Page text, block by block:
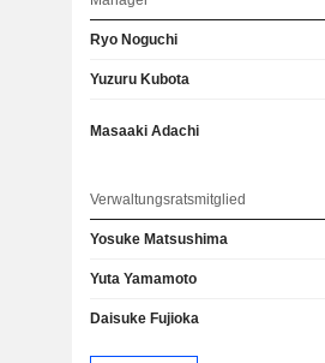
Ryo Noguchi
Yuzuru Kubota
Masaaki Adachi
Verwaltungsratsmitglied
Yosuke Matsushima
Yuta Yamamoto
Daisuke Fujioka